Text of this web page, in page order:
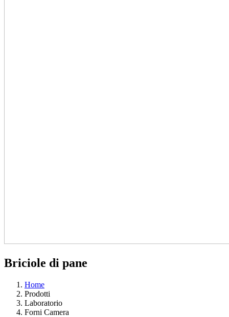
Briciole di pane
Home
Prodotti
Laboratorio
Forni Camera